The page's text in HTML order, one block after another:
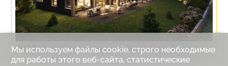
6033. Великолепное новое шале в Блюше
Мы используем файлы cookie, строго необходимые
для работы этого веб-сайта, статистические